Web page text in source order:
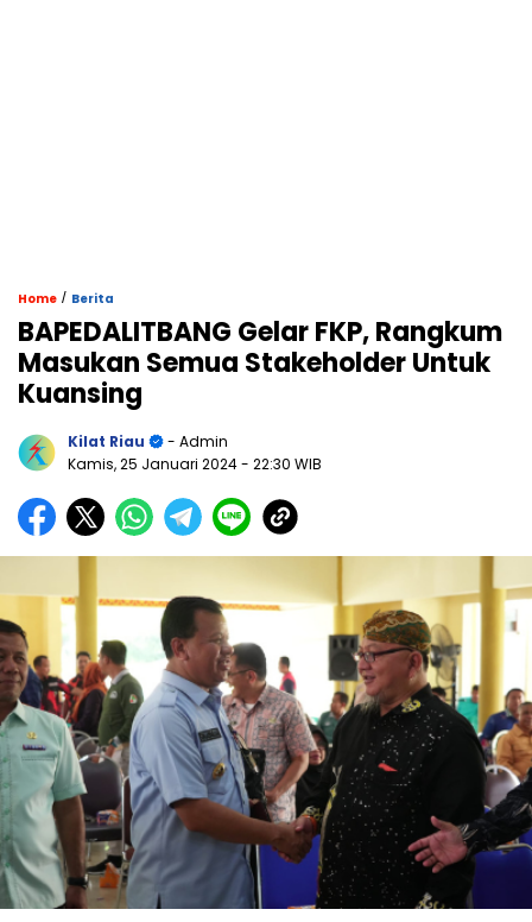
Home / Berita
BAPEDALITBANG Gelar FKP, Rangkum
Masukan Semua Stakeholder Untuk
Kuansing
Kilat Riau
- Admin
Kamis, 25 Januari 2024- 22:30 WIB